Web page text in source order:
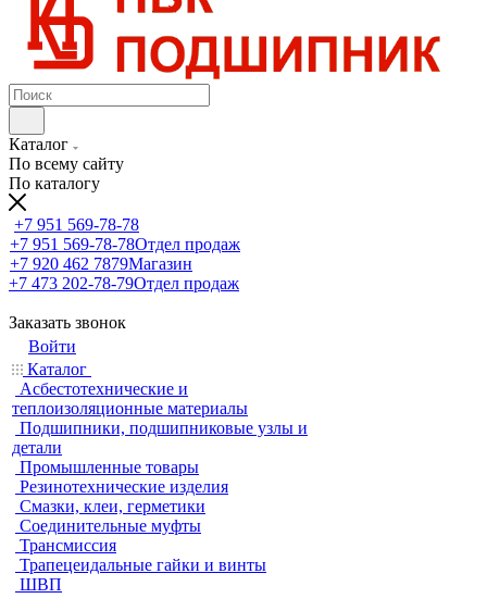
Каталог
По всему сайту
По каталогу
+7 951 569-78-78
+7 951 569-78-78Отдел продаж
+7 920 462 7879Магазин
+7 473 202-78-79Отдел продаж
Заказать звонок
Войти
Каталог
Асбестотехнические и
теплоизоляционные материалы
Подшипники, подшипниковые узлы и
детали
Промышленные товары
Резинотехнические изделия
Смазки, клеи, герметики
Соединительные муфты
Трансмиссия
Трапецеидальные гайки и винты
ШВП